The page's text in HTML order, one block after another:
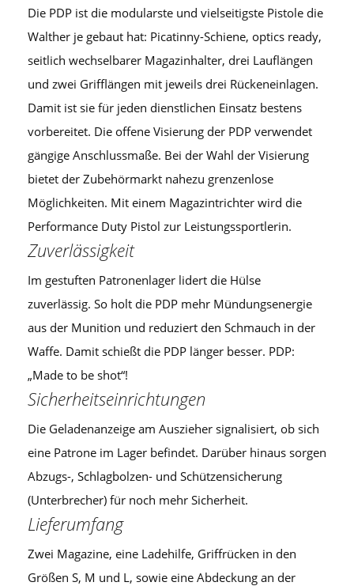
Die PDP ist die modularste und vielseitigste Pistole die
Walther je gebaut hat: Picatinny-Schiene, optics ready,
seitlich wechselbarer Magazinhalter, drei Lauflängen
und zwei Grifflängen mit jeweils drei Rückeneinlagen.
Damit ist sie für jeden dienstlichen Einsatz bestens
vorbereitet. Die offene Visierung der PDP verwendet
gängige Anschlussmaße. Bei der Wahl der Visierung
bietet der Zubehörmarkt nahezu grenzenlose
Möglichkeiten. Mit einem Magazintrichter wird die
Performance Duty Pistol zur Leistungssportlerin.
Zuverlässigkeit
Im gestuften Patronenlager lidert die Hülse
zuverlässig. So holt die PDP mehr Mündungsenergie
aus der Munition und reduziert den Schmauch in der
Waffe. Damit schießt die PDP länger besser. PDP:
„Made to be shot“!
Sicherheitseinrichtungen
Die Geladenanzeige am Auszieher signalisiert, ob sich
eine Patrone im Lager befindet. Darüber hinaus sorgen
Abzugs-, Schlagbolzen- und Schützensicherung
(Unterbrecher) für noch mehr Sicherheit.
Lieferumfang
Zwei Magazine, eine Ladehilfe, Griffrücken in den
Größen S, M und L, sowie eine Abdeckung an der